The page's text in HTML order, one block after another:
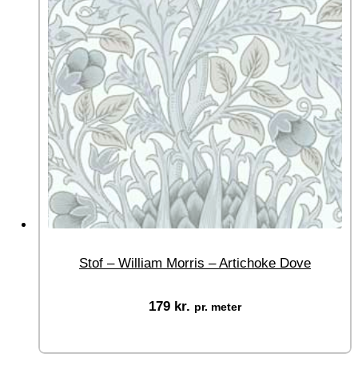
Stof – William Morris – Artichoke Dove
179 kr. pr. meter